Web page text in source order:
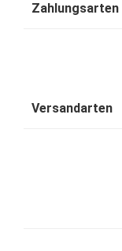
Zahlungsarten
Versandarten